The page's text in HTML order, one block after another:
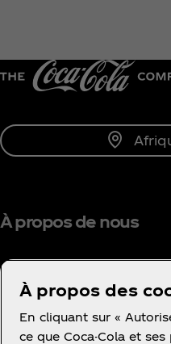
À propos de nous
BESOIN D’AIDE ?
À propos des
En cliquant sur «
ce que Coca-Cola et